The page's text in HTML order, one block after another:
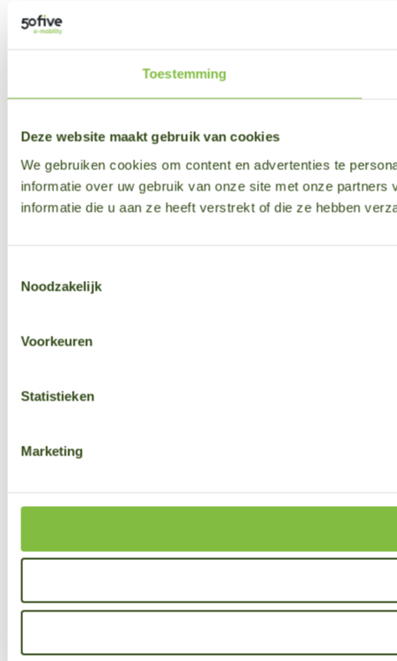
Toestemming
Deze website maakt gebruik van cookies
We gebruiken cookies om content en advertenties te
informatie over uw gebruik van onze site met onze
informatie die u aan ze heeft verstrekt of die ze hebben
Noodzakelijk
Voorkeuren
Statistieken
Marketing